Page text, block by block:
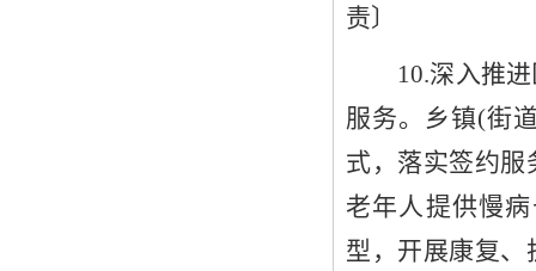
责〕
10.深入推
服务。 乡镇(街
式，落实签约服
老年人提供慢
型，开展康复、